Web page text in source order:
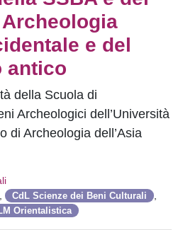
e del
antico
della Scuola di
Archeologici dell’Università
di Archeologia dell’Asia
CdL Scienze dei Beni Culturali
Orientalistica